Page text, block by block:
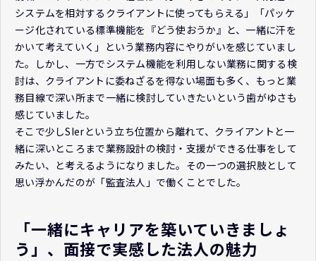
システムを相対するクライアントに使ってもらえる」「パッケ
ージ化されている標準機能を『どう使おうか』と、一緒に汗を
かいて考えていく」という業務内容にやりがいを感じていまし
た。しかし、一方でシステム機能を利用しない業務に関する検
討は、クライアントに委ねざるを得ない場面も多く、もっと業
務目線で深い所まで一緒に検討していきたいという歯がゆさも
感じていました。
そこで少しSIerという立ち位置から離れて、クライアントと一
緒に深いところまで業務設計の検討・支援ができる仕事をして
みたい、と考えるようになりました。その一つの選択肢として
思い浮かんだのが「監査法人」で働くことでした。
「一緒にキャリアを築いていきましょ
う」、面接で実感した法人の魅力